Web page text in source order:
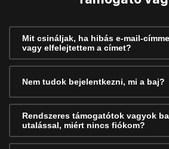
Mit csináljak, ha hibás e-mail-
vagy elfelejtettem a címet?
Nem tudok bejelentkezni, mi a baj?
Rendszeres támogatótok vagyok
utalással, miért nincs fiókom?